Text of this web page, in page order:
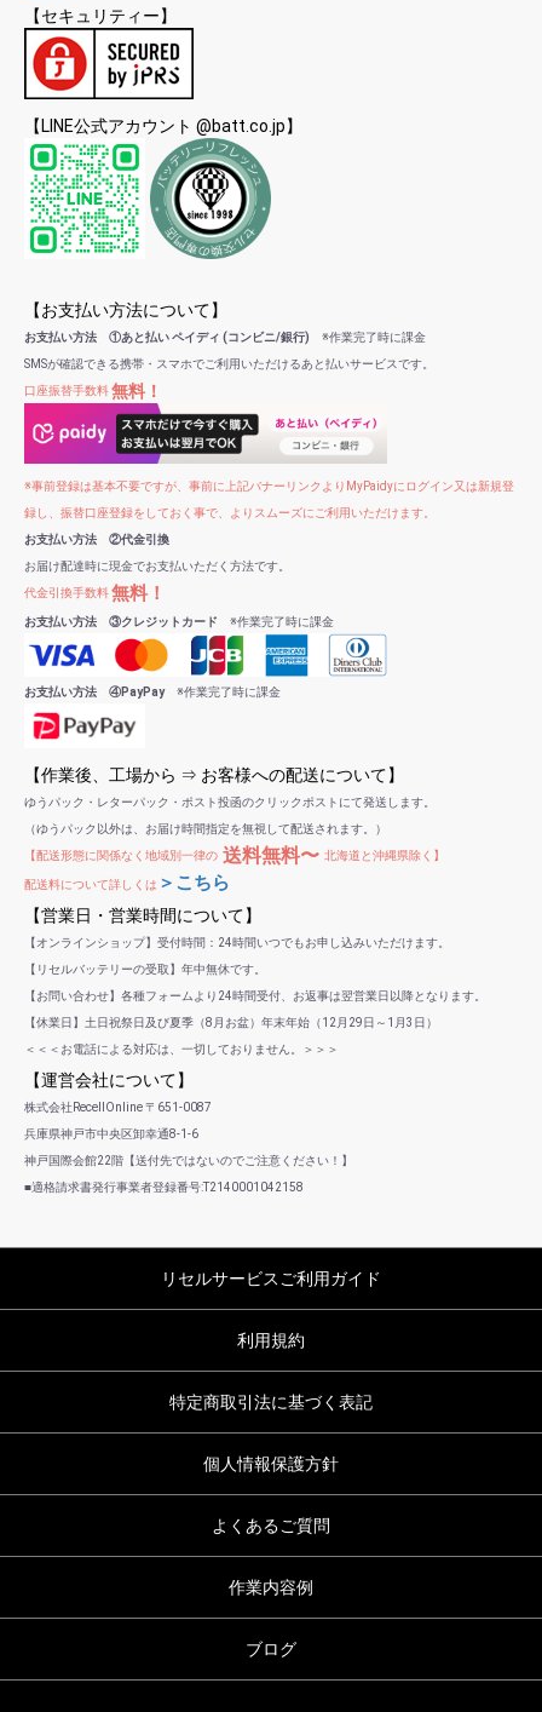
【セキュリティー】
【LINE公式アカウント @batt.co.jp】
【お支払い方法について】
お支払い方法 ①あと払い ペイディ (コンビニ/銀行) ※作業完了時に課金
SMSが確認できる携帯・スマホでご利用いただけるあと払いサービスです。
口座振替手数料無料！
※事前登録は基本不要ですが、事前に上記バナーリンクよりMyPaidyにログイン又は新規登
録し、振替口座登録をしておく事で、よりスムーズにご利用いただけます。
お支払い方法 ②代金引換
お届け配達時に現金でお支払いただく方法です。
代金引換手数料無料！
お支払い方法 ③クレジットカード ※作業完了時に課金
お支払い方法 ④PayPay※作業完了時に課金
【作業後、工場から ⇒ お客様への配送について】
ゆうパック・レターパック・ポスト投函のクリックポストにて発送します。
（ゆうパック以外は、お届け時間指定を無視して配送されます。）
【配送形態に関係なく地域別一律の 送料無料〜 北海道と沖縄県除く】
配送料について詳しくは ＞こちら
【営業日・営業時間について】
【オンラインショップ】受付時間：24時間いつでもお申し込みいただけます。
【リセルバッテリーの受取】年中無休です。
【お問い合わせ】各種フォームより24時間受付、お返事は翌営業日以降となります。
【休業日】土日祝祭日及び夏季（8月お盆）年末年始（12月29日～1月3日）
＜＜＜お電話による対応は、一切しておりません。＞＞＞
【運営会社について】
株式会社RecellOnline 〒651-0087
兵庫県神戸市中央区卸幸通8-1-6
神戸国際会館22階【送付先ではないのでご注意ください！】
■適格請求書発行事業者登録番号:T2140001042158
リセルサービスご利用ガイド
利用規約
特定商取引法に基づく表記
個人情報保護方針
よくあるご質問
作業内容例
ブログ